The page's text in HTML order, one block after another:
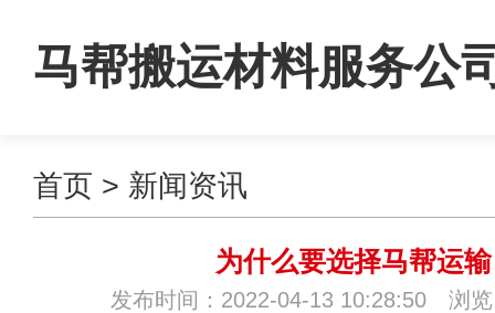
马帮搬运材料服务公
首页 > 新闻资讯
为什么要选择马帮运输
发布时间：2022-04-13 10:28:50 浏览